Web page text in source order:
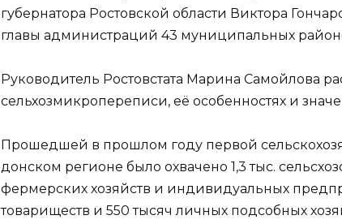
губернатора Ростовской области Виктора
главы администраций 43 муниципальных
Руководитель Ростовстата Марина Самойлова
сельхозмикропереписи, её особенностях и
Прошедшей в прошлом году первой
донском регионе было охвачено 1,3 тыс.
фермерских хозяйств и индивидуальных
товариществ и 550 тысяч личных подсобных